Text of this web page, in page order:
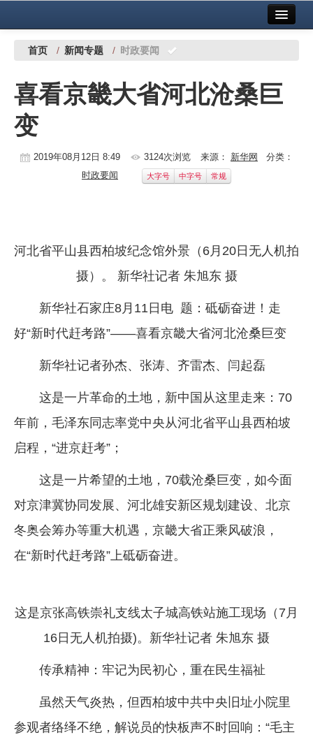
中国有色金属报社主办 广告服务
铜镍铅锌
铝
稀有稀土
镁钛
党建工作
企业文化
《资源再生》杂志
行情报价
数字报
首页 / 新闻专题 / 时政要闻
喜看京畿大省河北沧桑巨
变
2019年08月12日 8:49 3124次浏览 来源： 新华网
分类：
时政要闻
大字号 中字号 常规
河北省平山县西柏坡纪念馆外景（6月20日无人机拍
摄）。 新华社记者 朱旭东 摄
新华社石家庄8月11日电 题：砥砺奋进！走
好“新时代赶考路”——喜看京畿大省河北沧桑巨变
新华社记者孙杰、张涛、齐雷杰、闫起磊
这是一片革命的土地，新中国从这里走来：70
年前，毛泽东同志率党中央从河北省平山县西柏坡
启程，“进京赶考”；
这是一片希望的土地，70载沧桑巨变，如今面
对京津冀协同发展、河北雄安新区规划建设、北京
冬奥会筹办等重大机遇，京畿大省正乘风破浪，
在“新时代赶考路”上砥砺奋进。
这是京张高铁崇礼支线太子城高铁站施工现场（7月
16日无人机拍摄)。新华社记者 朱旭东 摄
传承精神：牢记为民初心，重在民生福祉
虽然天气炎热，但西柏坡中共中央旧址小院里
参观者络绎不绝，解说员的快板声不时回响：“毛主